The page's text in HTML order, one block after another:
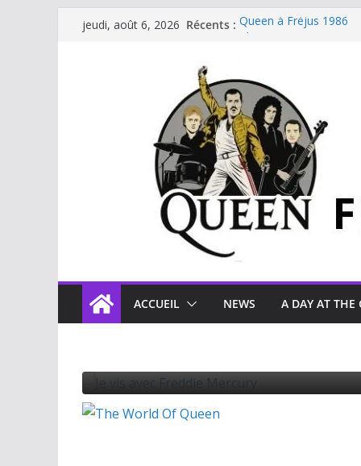
Passerjeudi, août 6, 2026 Récents : Queen à Fréjus 1986
Staying Power (45 tours
ACCUEIL NEWS A DAY AT THE